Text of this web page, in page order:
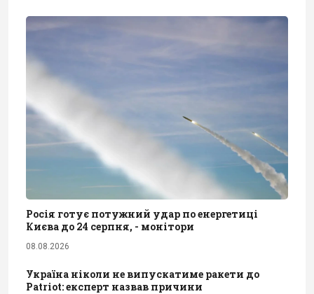
Росія готує потужний удар по енергетиці
Києва до 24 серпня, - монітори
08.08.2026
Україна ніколи не випускатиме ракети до
Patriot: експерт назвав причини